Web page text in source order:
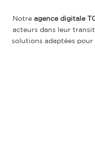
Notre agence digitale
acteurs dans leur
solutions adaptées pour